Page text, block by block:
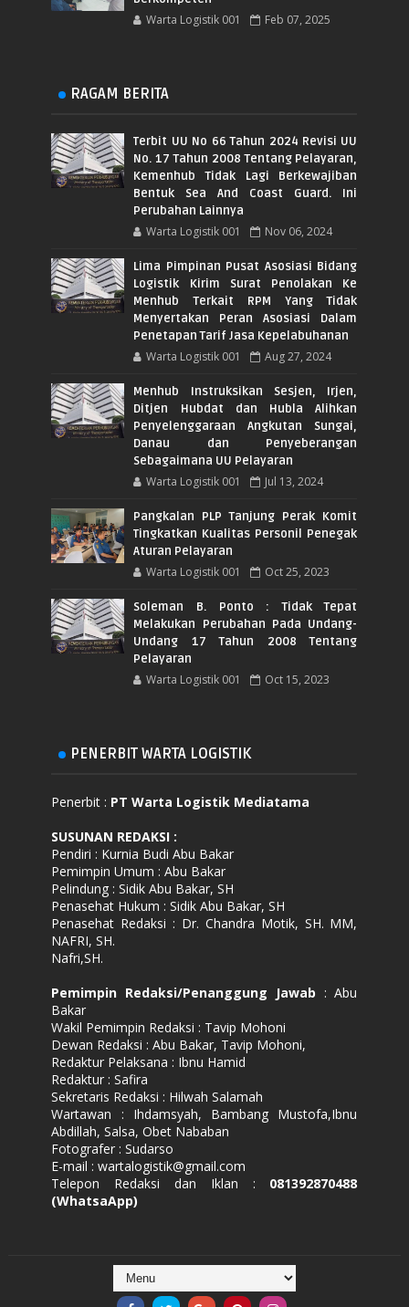
Warta Logistik 001 Feb 07, 2025
RAGAM BERITA
Terbit UU No 66 Tahun 2024 Revisi UU
No. 17 Tahun 2008 Tentang Pelayaran,
Kemenhub Tidak Lagi Berkewajiban
Bentuk Sea And Coast Guard. Ini
Perubahan Lainnya
Warta Logistik 001 Nov 06, 2024
Lima Pimpinan Pusat Asosiasi Bidang
Logistik Kirim Surat Penolakan Ke
Menhub Terkait RPM Yang Tidak
Menyertakan Peran Asosiasi Dalam
Penetapan Tarif Jasa Kepelabuhanan
Warta Logistik 001 Aug 27, 2024
Menhub Instruksikan Sesjen, Irjen,
Ditjen Hubdat dan Hubla Alihkan
Penyelenggaraan Angkutan Sungai,
Danau dan Penyeberangan
Sebagaimana UU Pelayaran
Warta Logistik 001 Jul 13, 2024
Pangkalan PLP Tanjung Perak Komit
Tingkatkan Kualitas Personil Penegak
Aturan Pelayaran
Warta Logistik 001 Oct 25, 2023
Soleman B. Ponto : Tidak Tepat
Melakukan Perubahan Pada Undang-
Undang 17 Tahun 2008 Tentang
Pelayaran
Warta Logistik 001 Oct 15, 2023
PENERBIT WARTA LOGISTIK
Penerbit : PT Warta Logistik Mediatama
SUSUNAN REDAKSI :
Pendiri : Kurnia Budi Abu Bakar
Pemimpin Umum : Abu Bakar
Pelindung : Sidik Abu Bakar, SH
Penasehat Hukum : Sidik Abu Bakar, SH
Penasehat Redaksi : Dr. Chandra Motik, SH. MM,
NAFRI, SH.
Nafri,SH.
Pemimpin Redaksi/Penanggung Jawab : Abu
Bakar
Wakil Pemimpin Redaksi : Tavip Mohoni
Dewan Redaksi : Abu Bakar, Tavip Mohoni,
Redaktur Pelaksana : Ibnu Hamid
Redaktur : Safira
Sekretaris Redaksi : Hilwah Salamah
Wartawan : Ihdamsyah, Bambang Mustofa,Ibnu
Abdillah, Salsa, Obet Nababan
Fotografer : Sudarso
E-mail : wartalogistik@gmail.com
Telepon Redaksi dan Iklan : 081392870488
(WhatsaApp)